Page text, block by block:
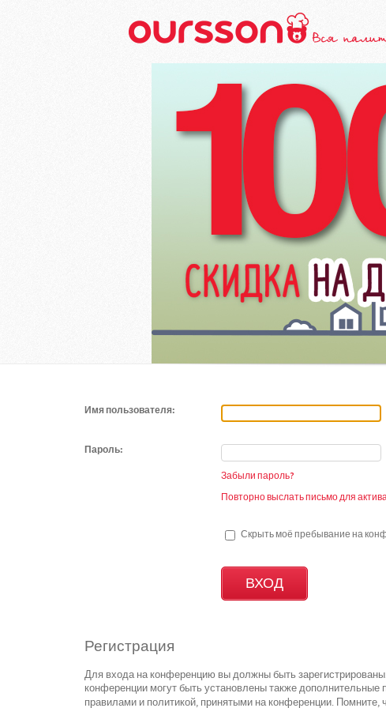
Имя пользователя:
Пароль:
Забыли пароль?
Повторно выслать письмо для
Скрыть моё пребывание на
Регистрация
Для входа на конференцию вы должны быть
конференции могут быть установлены также дополнительные
правилами и политикой, принятыми на конференции. Помните,